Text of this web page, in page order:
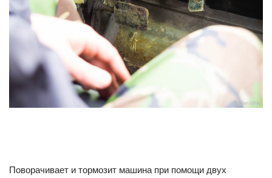
Поворачивает и тормозит машина при помощи двух